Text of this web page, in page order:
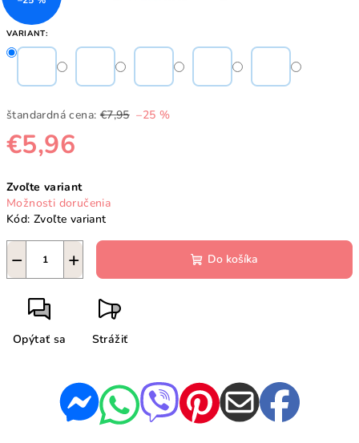
VARIANT:
štandardná cena: €7,95 –25 %
€5,96
cena:
Zvoľte variant
Možnosti doručenia
Kód: Zvoľte variant
+
− Do košíka
Opýtať sa Strážiť